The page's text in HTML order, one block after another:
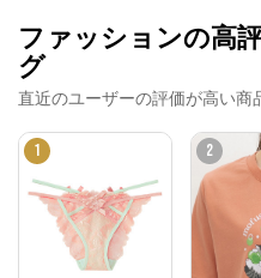
ファッションの高
グ
直近のユーザーの評価が高い商
1 2
クロスプラス
公